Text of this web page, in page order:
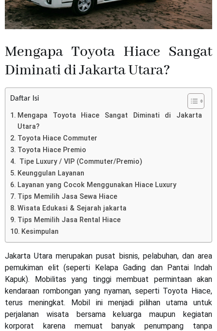
Mengapa Toyota Hiace Sangat
Diminati di Jakarta Utara?
Daftar Isi
Mengapa Toyota Hiace Sangat Diminati di Jakarta
Utara?
Toyota Hiace Commuter
Toyota Hiace Premio
Tipe Luxury / VIP (Commuter/Premio)
Keunggulan Layanan
Layanan yang Cocok Menggunakan Hiace Luxury
Tips Memilih Jasa Sewa Hiace
Wisata Edukasi & Sejarah jakarta
Tips Memilih Jasa Rental Hiace
Kesimpulan
Jakarta Utara merupakan pusat bisnis, pelabuhan, dan area
pemukiman elit (seperti Kelapa Gading dan Pantai Indah
Kapuk). Mobilitas yang tinggi membuat permintaan akan
kendaraan rombongan yang nyaman, seperti Toyota Hiace,
terus meningkat. Mobil ini menjadi pilihan utama untuk
perjalanan wisata bersama keluarga maupun kegiatan
korporat karena memuat banyak penumpang tanpa